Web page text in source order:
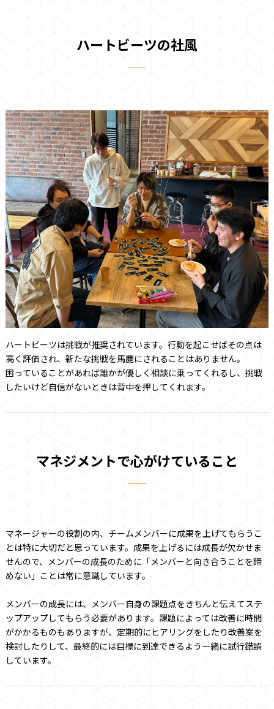
ハートビーツの社風
ハートビーツは挑戦が推奨されています。行動を起こせばその点は
高く評価され、新たな挑戦を馬鹿にされることはありません。
困っていることがあれば誰かが優しく相談に乗ってくれるし、挑戦
したいけど自信がないときは背中を押してくれます。
マネジメントで心がけていること
マネージャーの役割の内、チームメンバーに成果を上げてもらうこ
とは特に大切だと思っています。成果を上げるには成長が欠かせま
せんので、メンバーの成長のために「メンバーと向き合うことを諦
めない」ことは常に意識しています。
メンバーの成長には、メンバー自身の課題点をきちんと伝えてステ
ップアップしてもらう必要があります。課題によっては改善に時間
がかかるものもありますが、定期的にヒアリングをしたり改善案を
検討したりして、最終的には目標に到達できるよう一緒に試行錯誤
しています。